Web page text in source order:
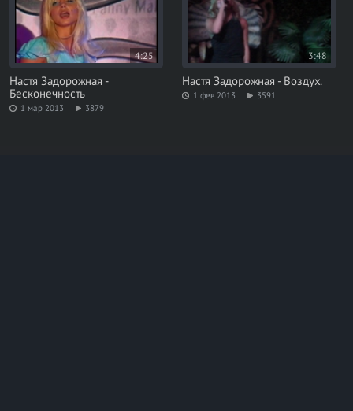
4:25
Настя Задорожная -
Бесконечность
1 мар 2013 3879
3:48
Настя Задорожная - Воздух.
1 фев 2013 3591